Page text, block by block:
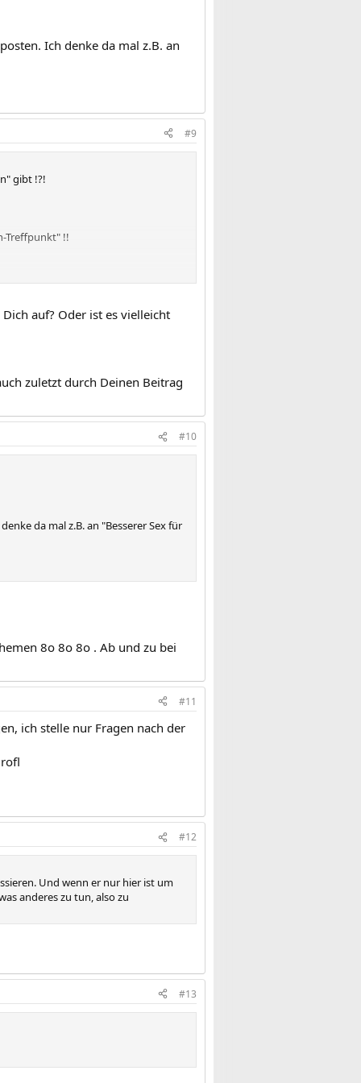
Ich denke da mal z.B. an
#9
gibt !?!
Treffpunkt" !!
auf? Oder ist es vielleicht
zuletzt durch Deinen Beitrag
#10
da mal z.B. an "Besserer Sex für
8o 8o 8o . Ab und zu bei
#11
ich stelle nur Fragen nach der
#12
Und wenn er nur hier ist um
anderes zu tun, also zu
#13